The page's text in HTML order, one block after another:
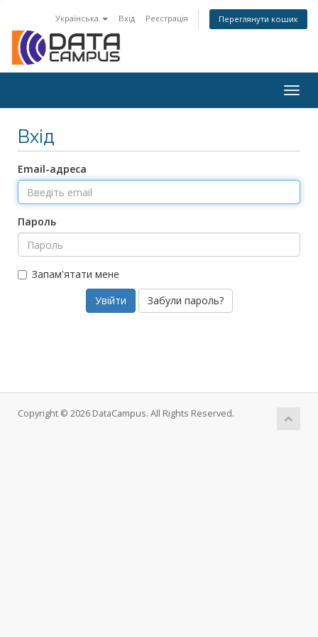
Українська Вхід Реєстрація Переглянути кошик
Вхід
Email-адреса
Пароль
Запам'ятати мене
Забули пароль?
Copyright © 2026 DataCampus. All Rights Reserved.